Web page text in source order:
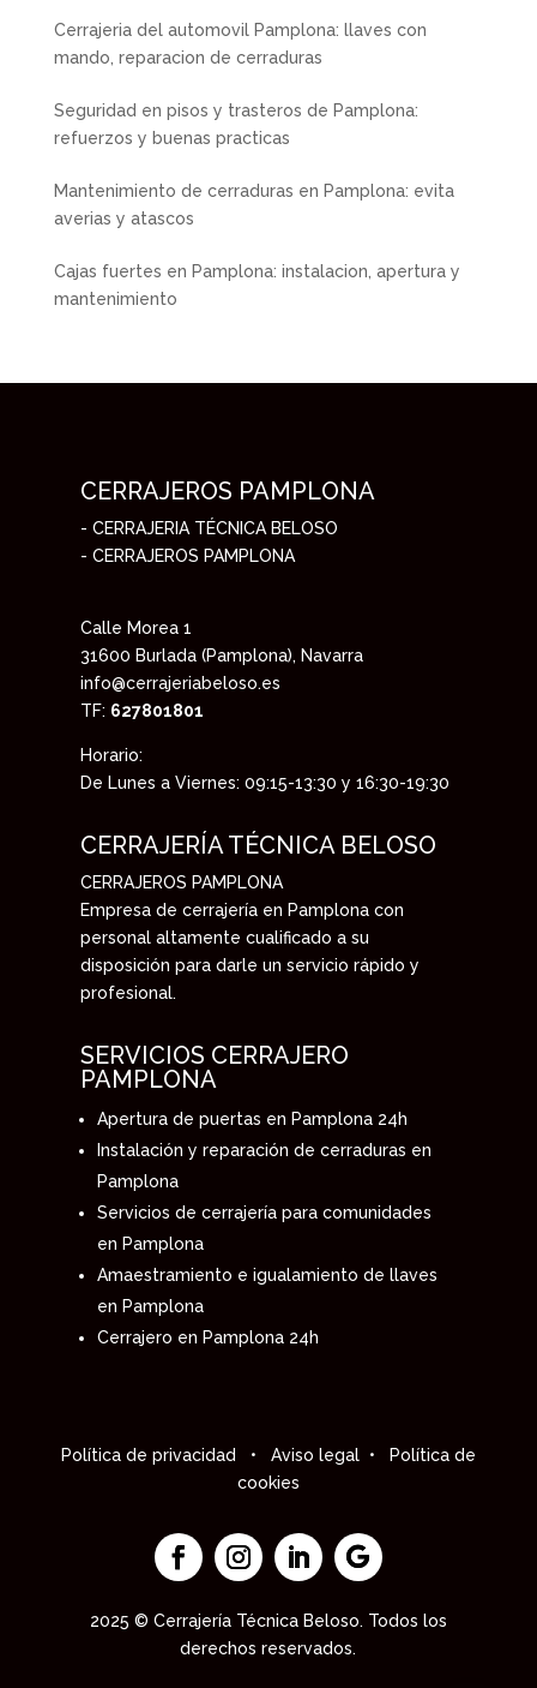
Cerrajeria del automovil Pamplona: llaves con
mando, reparacion de cerraduras
Seguridad en pisos y trasteros de Pamplona:
refuerzos y buenas practicas
Mantenimiento de cerraduras en Pamplona: evita
averias y atascos
Cajas fuertes en Pamplona: instalacion, apertura y
mantenimiento
CERRAJEROS PAMPLONA
- CERRAJERIA TÉCNICA BELOSO
- CERRAJEROS PAMPLONA
Calle Morea 1
31600 Burlada (Pamplona), Navarra
info@cerrajeriabeloso.es
TF: 627801801
Horario:
De Lunes a Viernes: 09:15-13:30 y 16:30-19:30
CERRAJERÍA TÉCNICA BELOSO
CERRAJEROS PAMPLONA
Empresa de cerrajería en Pamplona con
personal altamente cualificado a su
disposición para darle un servicio rápido y
profesional.
SERVICIOS CERRAJERO
PAMPLONA
Apertura de puertas en Pamplona 24h
Instalación y reparación de cerraduras en
Pamplona
Servicios de cerrajería para comunidades
en Pamplona
Amaestramiento e igualamiento de llaves
en Pamplona
Cerrajero en Pamplona 24h
Política de privacidad • Aviso legal•
Política de
cookies
2025 © Cerrajería Técnica Beloso. Todos los
derechos reservados.